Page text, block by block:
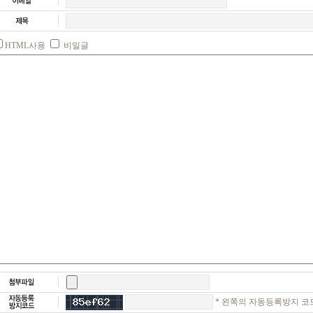
HTML사용 비밀글
* 왼쪽의 자동등록방지 코